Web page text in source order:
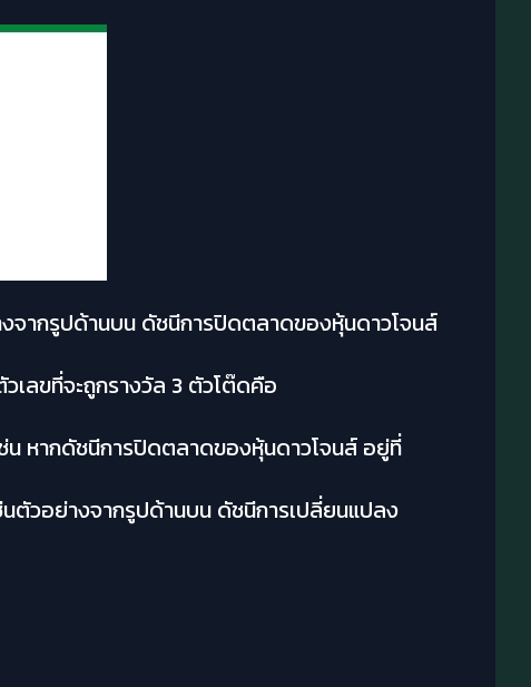
จากรูปด้านบน ดัชนีการปิดตลาดของหุ้นดาวโจนส์
เลขที่จะถูกรางวัล 3 ตัวโต๊ดคือ
หากดัชนีการปิดตลาดของหุ้นดาวโจนส์ อยู่ที่
ตัวอย่างจากรูปด้านบน ดัชนีการเปลี่ยนแปลง